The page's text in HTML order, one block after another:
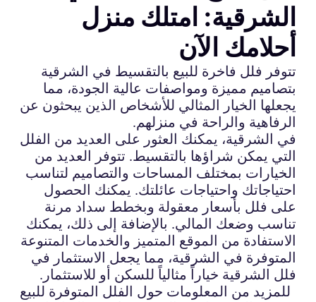
الشرقية: امتلك منزل
أحلامك الآن
تتوفر فلل فاخرة للبيع بالتقسيط في الشرقية
بتصاميم مميزة ومواصفات عالية الجودة، مما
يجعلها الخيار المثالي للأشخاص الذين يبحثون عن
الرفاهية والراحة في منزلهم.
في الشرقية، يمكنك العثور على العديد من الفلل
التي يمكن شراؤها بالتقسيط. تتوفر العديد من
الخيارات بمختلف المساحات والتصاميم لتناسب
احتياجاتك واحتياجات عائلتك. يمكنك الحصول
على فلل بأسعار معقولة وبخطط سداد مرنة
تناسب وضعك المالي. بالإضافة إلى ذلك، يمكنك
الاستفادة من الموقع المتميز والخدمات المتنوعة
المتوفرة في الشرقية، مما يجعل الاستثمار في
فلل الشرقية خياراً مثالياً للسكن أو للاستثمار.
للمزيد من المعلومات حول الفلل المتوفرة للبيع